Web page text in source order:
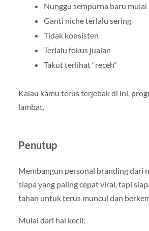
Nunggu sempurna baru mulai
Ganti niche terlalu sering
Tidak konsisten
Terlalu fokus jualan
Takut terlihat “receh”
Kalau kamu terus terjebak di ini,
lambat.
Penutup
Membangun personal branding dari
siapa yang paling cepat viral, tapi
tahan untuk terus muncul dan
Mulai dari hal kecil: